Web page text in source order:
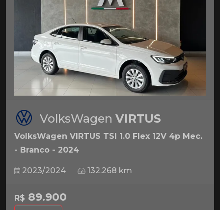
VolksWagen VIRTUS
VolksWagen VIRTUS TSI 1.0 Flex 12V 4p Mec.
- Branco - 2024
2023/2024 132.268 km
R$ 89.900